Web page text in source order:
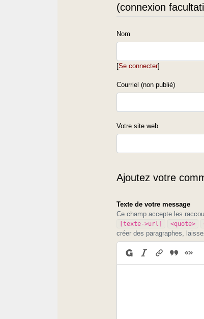
(connexion
Nom
[Se connecter]
Courriel (non publié)
Votre site web
Ajoutez votre
Texte de votre message
Ce champ accepte les
[texte->url]
<quote>
créer des paragraphes,